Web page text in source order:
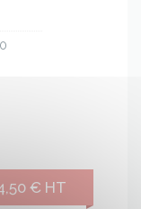
€ HT